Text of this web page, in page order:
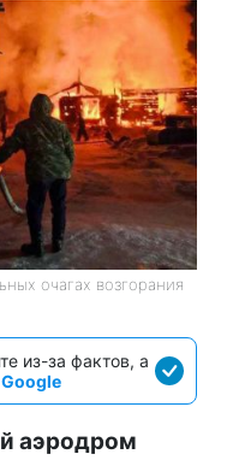
очагах возгорания
из-за фактов, а
аэродром